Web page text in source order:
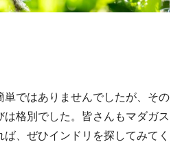
単ではありませんでしたが、その
格別でした。皆さんもマダガス
、ぜひインドリを探してみてく